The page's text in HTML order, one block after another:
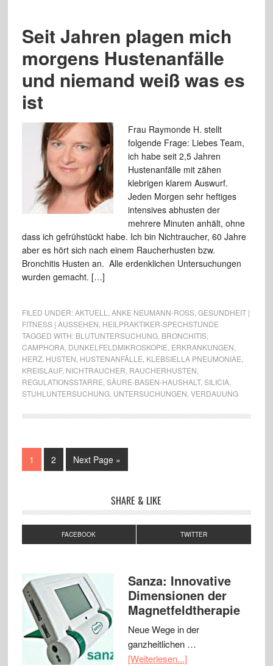
Seit Jahren plagen mich
morgens Hustenanfälle
und niemand weiß was es
ist
Frau Raymonde H. stellt
folgende Frage: Liebes Team,
ich habe seit 2,5 Jahren
Hustenanfälle mit zähen
klebrigen klarem Auswurf.
Jeden Morgen sehr heftiges
intensives abhusten der
mehrere Minuten anhält, ohne
dass ich gefrühstückt habe. Ich bin Nichtraucher, 60 Jahre
aber es hört sich nach einem Raucherhusten bzw.
Bronchitis Husten an. Alle erdenklichen Untersuchungen
wurden gemacht. […]
FILED UNDER:AKTUELL ANKE NEUMANN-ROSS , GESUNDHEIT |
FITNESS | AUSSEHEN HEILPRAKTIKER-SPECHSTUNDE
TAGGED WITH: BLUTUNTERSUCHUNG, BRONCHITIS,
CAMPHORA, DUNKELFELDMIKROSKOPIE ERKRANKUNGEN
HERZ, HUSTEN HUSTENANFÄLLE KLEBSIELLA PNEUMONIAE
KREISLAUF, NICHTRAUCHER RAUCHERHUSTEN
REGULATIONSSTARRE SÄURE-BASEN-HAUSHALT, SILICIA,
STUHLUNTERSUCHUNG, UNTERSUCHUNGEN VERDAUUNG
1 2 Next Page »
SHARE & LIKE
FACEBOOK TWITTER
Sanza: Innovative
Dimensionen der
Magnetfeldtherapie
Neue Wege in der
ganzheitlichen …
[Weiterlesen...]